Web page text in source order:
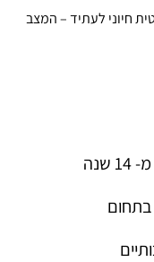
חיוני לעתיד – המצב
בתחום